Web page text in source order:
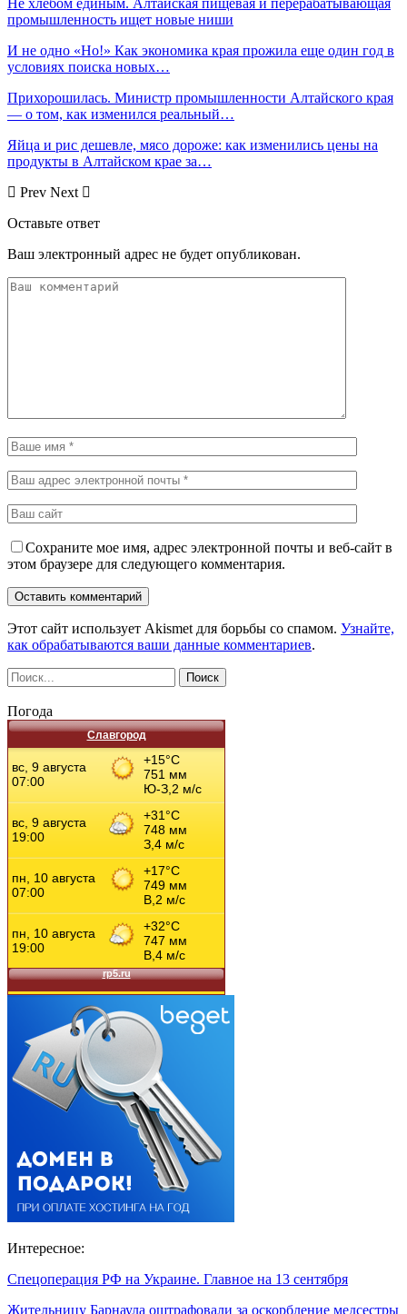
Не хлебом единым. Алтайская пищевая и перерабатывающая
промышленность ищет новые ниши
И не одно «Но!» Как экономика края прожила еще один год в
условиях поиска новых…
Прихорошилась. Министр промышленности Алтайского края
— о том, как изменился реальный…
Яйца и рис дешевле, мясо дороже: как изменились цены на
продукты в Алтайском крае за…
Prev Next
Оставьте ответ
Ваш электронный адрес не будет опубликован.
Сохраните мое имя, адрес электронной почты и веб-сайт в
этом браузере для следующего комментария.
Этот сайт использует Akismet для борьбы со спамом. Узнайте,
как обрабатываются ваши данные комментариев.
Погода
Славгород
Интересное:
Спецоперация РФ на Украине. Главное на 13 сентября
Жительницу Барнаула оштрафовали за оскорбление медсестры